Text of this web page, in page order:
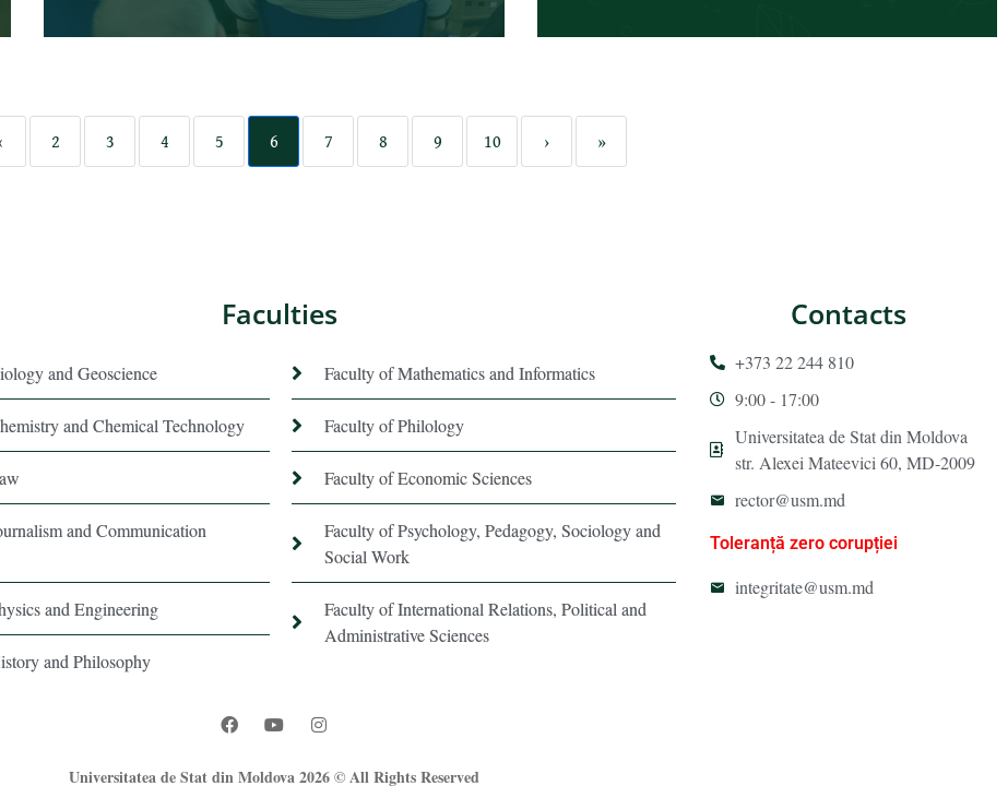
2 3 4 5 6 7 8 9 10 › »
Faculties
and Geoscience
and Chemical Technology
and Communication
and Engineering
and Philosophy
Faculty of Mathematics and Informatics
Faculty of Philology
Faculty of Economic Sciences
Faculty of Psychology, Pedagogy, Sociology and
Social Work
Faculty of International Relations, Political and
Administrative Sciences
Contacts
+373 22 244 810
9:00 - 17:00
Universitatea de Stat din Moldova
str. Alexei Mateevici 60, MD-2009
rector@usm.md
Toleranță zero corupției
integritate@usm.md
Universitatea de Stat din Moldova 2026 © All Rights Reserved